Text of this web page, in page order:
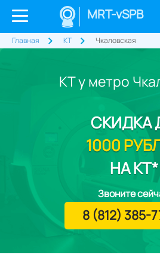
MRT-vSPB
Главная КТ Чкаловская
КТ у метро
СКИДКА
1000
НА КТ*
Звоните
8 (812) 385-